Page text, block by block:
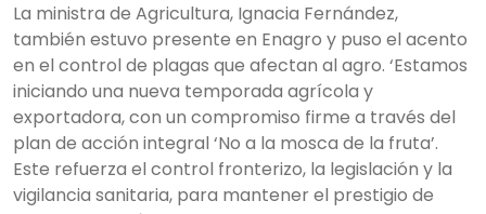
La ministra de Agricultura, Ignacia Fernández,
también estuvo presente en Enagro y puso el acento
en el control de plagas que afectan al agro. ‘Estamos
iniciando una nueva temporada agrícola y
exportadora, con un compromiso firme a través del
plan de acción integral ‘No a la mosca de la fruta’.
Este refuerza el control fronterizo, la legislación y la
vigilancia sanitaria, para mantener el prestigio de